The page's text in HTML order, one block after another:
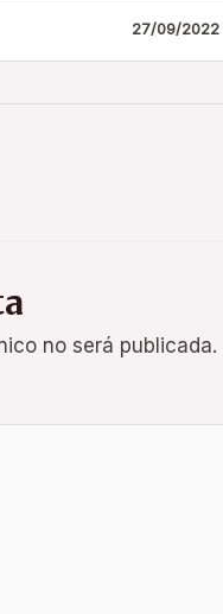
27/09/2022
no será publicada.